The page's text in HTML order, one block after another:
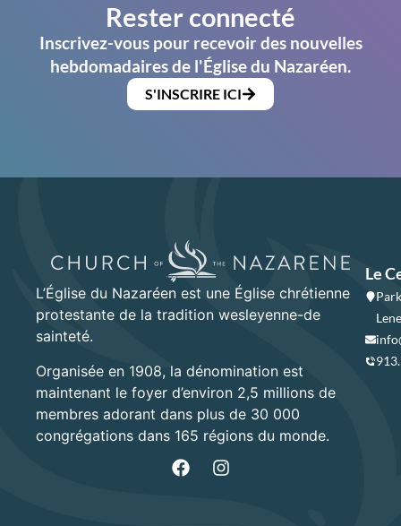
Rester connecté
Inscrivez-vous pour recevoir des nouvelles
hebdomadaires de l'Église du Nazaréen.
S'INSCRIRE ICI
L’Église du Nazaréen est une Église chrétienne
protestante de la tradition wesleyenne-de
sainteté.
Organisée en 1908, la dénomination est
maintenant le foyer d’environ 2,5 millions de
membres adorant dans plus de 30 000
congrégations dans 165 régions du monde.
Le